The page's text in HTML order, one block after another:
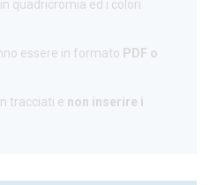
quadricromia ed i colori
essere in formato PDF o
tracciati e non inserire i